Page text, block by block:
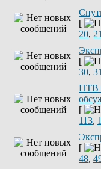
[
20, 21
[
30, 31
[
113,
[
48,